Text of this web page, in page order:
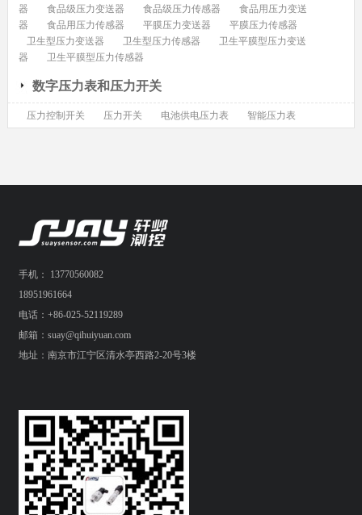
器
食品级压力变送器 食品级压力传感器
食品用压力变送
器
食品用压力传感器 平膜压力变送器
平膜压力传感器
卫生型压力变送器
卫生型压力传感器
卫生平膜型压力变送
器
卫生平膜型压力传感器
数字压力表和压力开关
压力控制开关 压力开关 电池供电压力表 智能压力表
手机： 13770560082
18951961664
电话：+86-025-52119289
邮箱：suay@qihuiyuan.com
地址：南京市江宁区清水亭西路2-20号3楼